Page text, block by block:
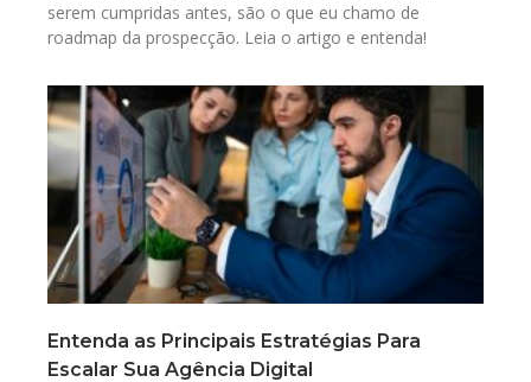
serem cumpridas antes, são o que eu chamo de
roadmap da prospecção. Leia o artigo e entenda!
Entenda as Principais Estratégias Para
Escalar Sua Agência Digital